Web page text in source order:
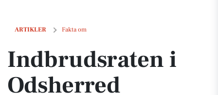
ARTIKLER Fakta om
Indbrudsraten i Odsherred Kommune er faldet
Indbrudsraten i
Odsherred